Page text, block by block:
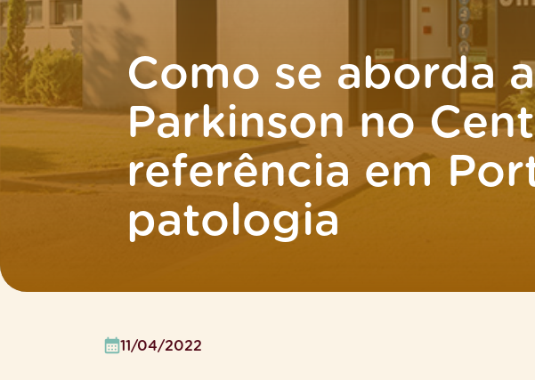
Como se aborda
Parkinson no
referência em
patologia
11/04/2022